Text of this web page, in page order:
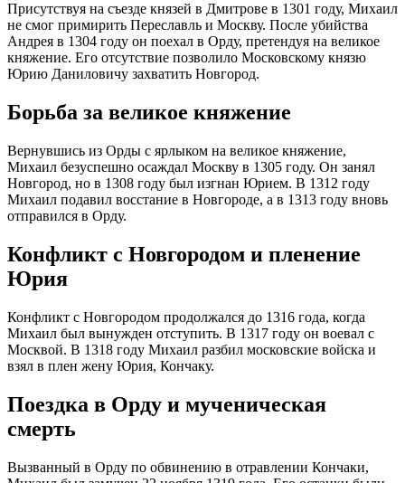
Присутствуя на съезде князей в Дмитрове в 1301 году, Михаил
не смог примирить Переславль и Москву. После убийства
Андрея в 1304 году он поехал в Орду, претендуя на великое
княжение. Его отсутствие позволило Московскому князю
Юрию Даниловичу захватить Новгород.
Борьба за великое княжение
Вернувшись из Орды с ярлыком на великое княжение,
Михаил безуспешно осаждал Москву в 1305 году. Он занял
Новгород, но в 1308 году был изгнан Юрием. В 1312 году
Михаил подавил восстание в Новгороде, а в 1313 году вновь
отправился в Орду.
Конфликт с Новгородом и пленение
Юрия
Конфликт с Новгородом продолжался до 1316 года, когда
Михаил был вынужден отступить. В 1317 году он воевал с
Москвой. В 1318 году Михаил разбил московские войска и
взял в плен жену Юрия, Кончаку.
Поездка в Орду и мученическая
смерть
Вызванный в Орду по обвинению в отравлении Кончаки,